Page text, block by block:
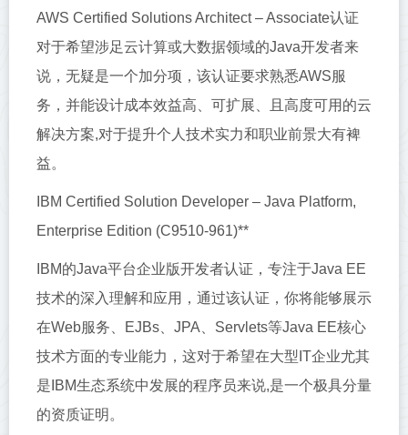
AWS Certified Solutions Architect – Associate认证
对于希望涉足云计算或大数据领域的Java开发者来
说，无疑是一个加分项，该认证要求熟悉AWS服
务，并能设计成本效益高、可扩展、且高度可用的云
解决方案,对于提升个人技术实力和职业前景大有裨
益。
IBM Certified Solution Developer – Java Platform,
Enterprise Edition (C9510-961)**
IBM的Java平台企业版开发者认证，专注于Java EE
技术的深入理解和应用，通过该认证，你将能够展示
在Web服务、EJBs、JPA、Servlets等Java EE核心
技术方面的专业能力，这对于希望在大型IT企业尤其
是IBM生态系统中发展的程序员来说,是一个极具分量
的资质证明。